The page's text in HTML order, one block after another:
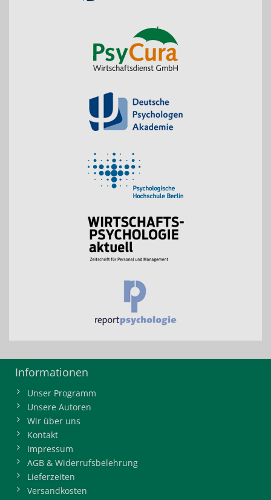
Informationen
Unser Programm
Unsere Autoren
Wir über uns
Kontakt
Impressum
AGB & Widerrufsbelehrung
Lieferzeiten
Versandkosten